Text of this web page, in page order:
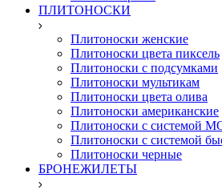
ПЛИТОНОСКИ
Плитоноски женские
Плитоноски цвета пиксель
Плитоноски с подсумками
Плитоноски мультикам
Плитоноски цвета олива
Плитоноски американские
Плитоноски с системой
Плитоноски с системой
Плитоноски черные
БРОНЕЖИЛЕТЫ